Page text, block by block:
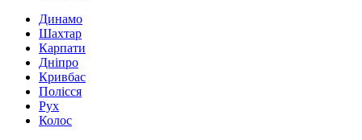
Динамо
Шахтар
Карпати
Дніпро
Кривбас
Полісся
Рух
Колос